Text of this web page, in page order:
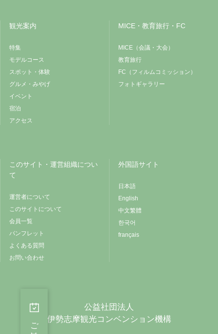
観光案内
特集
モデルコース
スポット・体験
グルメ・みやげ
イベント
宿泊
アクセス
MICE・教育旅行・FC
MICE（会議・大会）
教育旅行
FC（フィルムコミッション）
フォトギャラリー
このサイト・運営組織につい
て
運営者について
このサイトについて
会員一覧
パンフレット
よくある質問
お問い合わせ
外国語サイト
日本語
English
中文繁體
한국어
français
公益社団法人
伊勢志摩観光コンベンション機構